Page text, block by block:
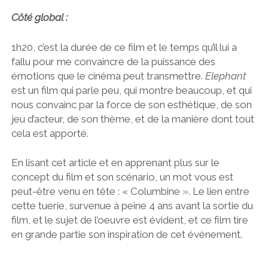
Côté global :
1h20, c’est la durée de ce film et le temps qu’il lui a
fallu pour me convaincre de la puissance des
émotions que le cinéma peut transmettre. Elephant
est un film qui parle peu, qui montre beaucoup, et qui
nous convainc par la force de son esthétique, de son
jeu d’acteur, de son thème, et de la manière dont tout
cela est apporté.
En lisant cet article et en apprenant plus sur le
concept du film et son scénario, un mot vous est
peut-être venu en tête : « Columbine ». Le lien entre
cette tuerie, survenue à peine 4 ans avant la sortie du
film, et le sujet de l’oeuvre est évident, et ce film tire
en grande partie son inspiration de cet évènement.